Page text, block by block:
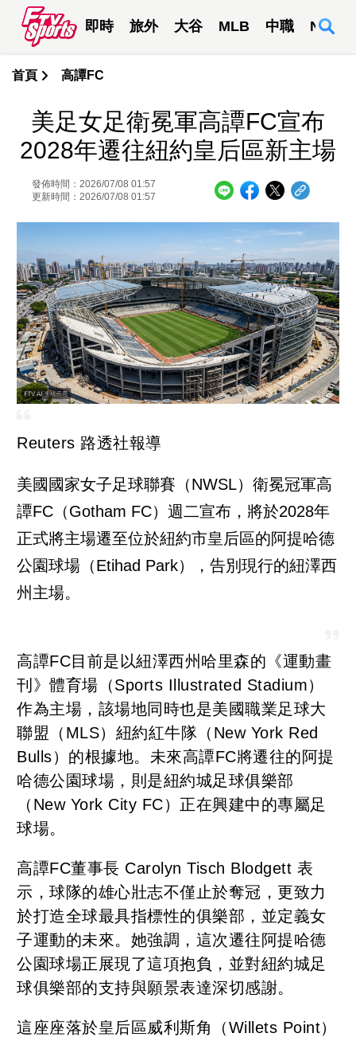
即時 旅外 大谷 MLB 中職 NBA
首頁 高譚FC
美足女足衛冕軍高譚FC宣布
2028年遷往紐約皇后區新主場
發佈時間：2026/07/08 01:57
更新時間：2026/07/08 01:57
Reuters 路透社報導
美國國家女子足球聯賽（NWSL）衛冕冠軍高
譚FC（Gotham FC）週二宣布，將於2028年
正式將主場遷至位於紐約市皇后區的阿提哈德
公園球場（Etihad Park），告別現行的紐澤西
州主場。
高譚FC目前是以紐澤西州哈里森的《運動畫
刊》體育場（Sports Illustrated Stadium）
作為主場，該場地同時也是美國職業足球大
聯盟（MLS）紐約紅牛隊（New York Red
Bulls）的根據地。未來高譚FC將遷往的阿提
哈德公園球場，則是紐約城足球俱樂部
（New York City FC）正在興建中的專屬足
球場。
高譚FC董事長 Carolyn Tisch Blodgett 表
示，球隊的雄心壯志不僅止於奪冠，更致力
於打造全球最具指標性的俱樂部，並定義女
子運動的未來。她強調，這次遷往阿提哈德
公園球場正展現了這項抱負，並對紐約城足
球俱樂部的支持與願景表達深切感謝。
這座座落於皇后區威利斯角（Willets Point）